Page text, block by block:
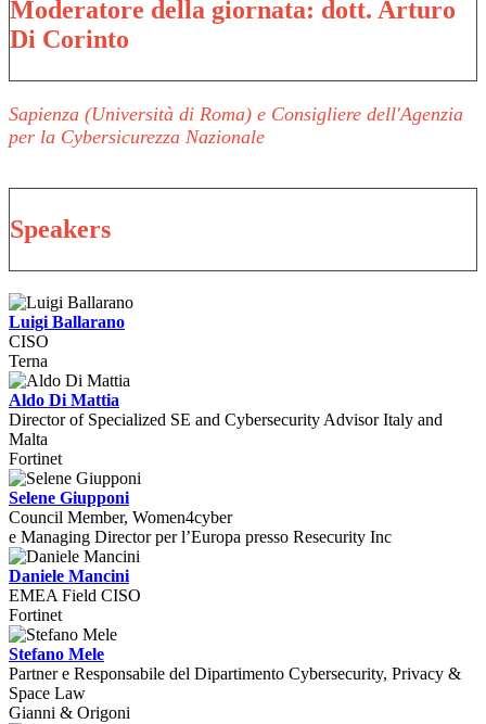
Moderatore della giornata: dott. Arturo
Di Corinto
Sapienza (Università di Roma) e Consigliere dell'Agenzia
per la Cybersicurezza Nazionale
Speakers
Luigi Ballarano
CISO
Terna
Aldo Di Mattia
Director of Specialized SE and Cybersecurity Advisor Italy and
Malta
Fortinet
Selene Giupponi
Council Member, Women4cyber
e Managing Director per l’Europa presso Resecurity Inc
Daniele Mancini
EMEA Field CISO
Fortinet
Stefano Mele
Partner e Responsabile del Dipartimento Cybersecurity, Privacy &
Space Law
Gianni & Origoni